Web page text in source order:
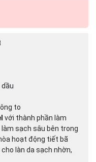
dầu
to
với thành phần làm
sạch sâu bên trong
hoạt động tiết bã
làn da sạch nhờn,